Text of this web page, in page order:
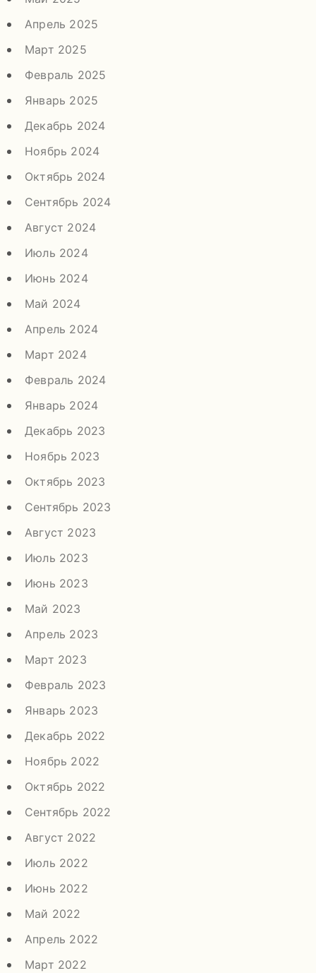
Апрель 2025
Март 2025
Февраль 2025
Январь 2025
Декабрь 2024
Ноябрь 2024
Октябрь 2024
Сентябрь 2024
Август 2024
Июль 2024
Июнь 2024
Май 2024
Апрель 2024
Март 2024
Февраль 2024
Январь 2024
Декабрь 2023
Ноябрь 2023
Октябрь 2023
Сентябрь 2023
Август 2023
Июль 2023
Июнь 2023
Май 2023
Апрель 2023
Март 2023
Февраль 2023
Январь 2023
Декабрь 2022
Ноябрь 2022
Октябрь 2022
Сентябрь 2022
Август 2022
Июль 2022
Июнь 2022
Май 2022
Апрель 2022
Март 2022